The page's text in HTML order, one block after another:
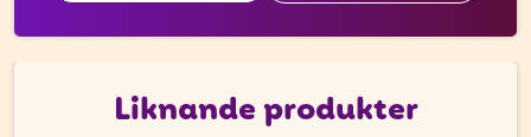
Liknande produkter